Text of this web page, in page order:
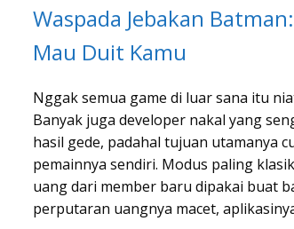
Waspada Jebakan
Mau Duit Kamu
Nggak semua game di luar sana itu
Banyak juga developer nakal yang
hasil gede, padahal tujuan utamanya
pemainnya sendiri. Modus paling
uang dari member baru dipakai buat
perputaran uangnya macet,